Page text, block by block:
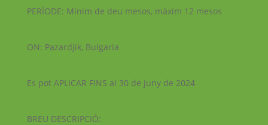
PERÍODE: Mínim de deu mesos, màxim 12 mesos
ON: Pazardjik, Bulgaria
Es pot APLICAR FINS al 30 de juny de 2024
BREU DESCRIPCIÓ: